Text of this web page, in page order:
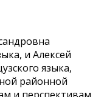
и Алексей
языка,
районной